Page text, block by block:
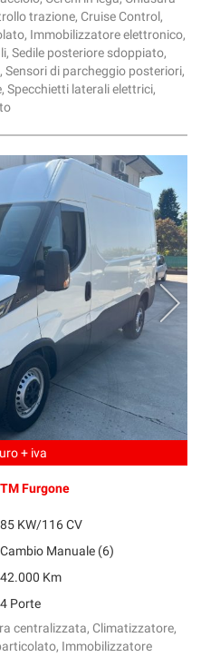
trazione, Cruise Control,
Immobilizzatore elettronico,
Sedile posteriore sdoppiato,
Sensori di parcheggio posteriori,
Specchietti laterali elettrici,
+ iva
Furgone
85 KW/116 CV
Cambio Manuale (6)
42.000 Km
4 Porte
centralizzata, Climatizzatore,
Immobilizzatore